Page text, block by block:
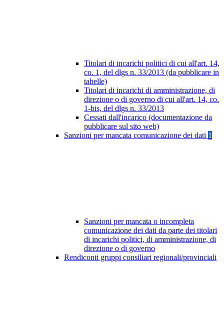
Titolari di incarichi politici di cui all'art. 14,
co. 1, del dlgs n. 33/2013 (da pubblicare in
tabelle)
Titolari di incarichi di amministrazione, di
direzione o di governo di cui all'art. 14, co.
1-bis, del dlgs n. 33/2013
Cessati dall'incarico (documentazione da
pubblicare sul sito web)
Sanzioni per mancata comunicazione dei dati 1
Sanzioni per mancata o incompleta
comunicazione dei dati da parte dei titolari
di incarichi politici, di amministrazione, di
direzione o di governo
Rendiconti gruppi consiliari regionali/provinciali